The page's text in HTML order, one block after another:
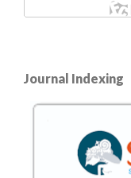
Journal Indexing